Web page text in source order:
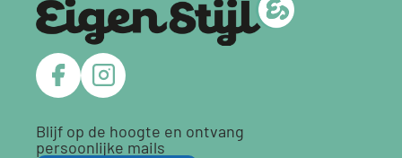
Blijf op de hoogte en ontvang
persoonlijke mails